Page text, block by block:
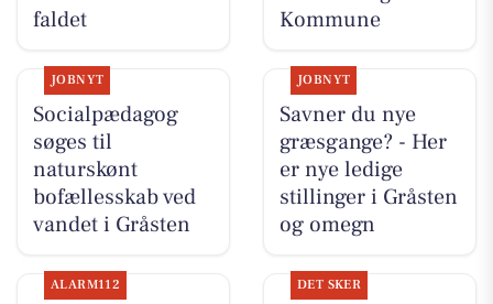
faldet
Kommune
JOBNYT
Socialpædagog
søges til
naturskønt
bofællesskab ved
vandet i Gråsten
JOBNYT
Savner du nye
græsgange? - Her
er nye ledige
stillinger i Gråsten
og omegn
ALARM112 DET SKER